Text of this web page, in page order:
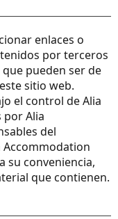
enlaces o
por terceros
pueden ser de
sitio web.
el control de Alia
Alia
del
Accommodation
su conveniencia,
que contienen.